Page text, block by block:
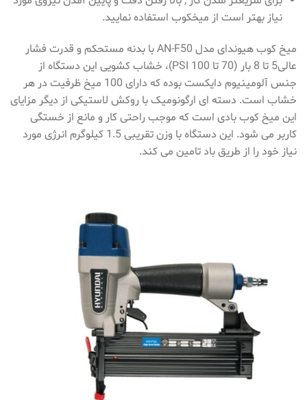
نیاز بهتر است از میخکوب استفاده نمایید.
میخ کوب هیوندای مدل AN-F50 با بدنه مستحکم و قدرت فشار
عالی5 تا 8 بار (70 تا 100 PSI)، خشاب کشویی این دستگاه از
جنس آلومینیوم دایکست بوده که دارای 100 میخ ظرفیت در هر
خشاب است. دسته ای ارگونومیک با روکش لاستیکی از دیگر مزایای
این میخ کوب بادی است که موجب راحتی کار و مانع از خستگی
کاربر می شود. این دستگاه با وزن تقریبی 1.5 کیلوگرم انرژی مورد
نیاز خود را از طریق باد تامین می کند.